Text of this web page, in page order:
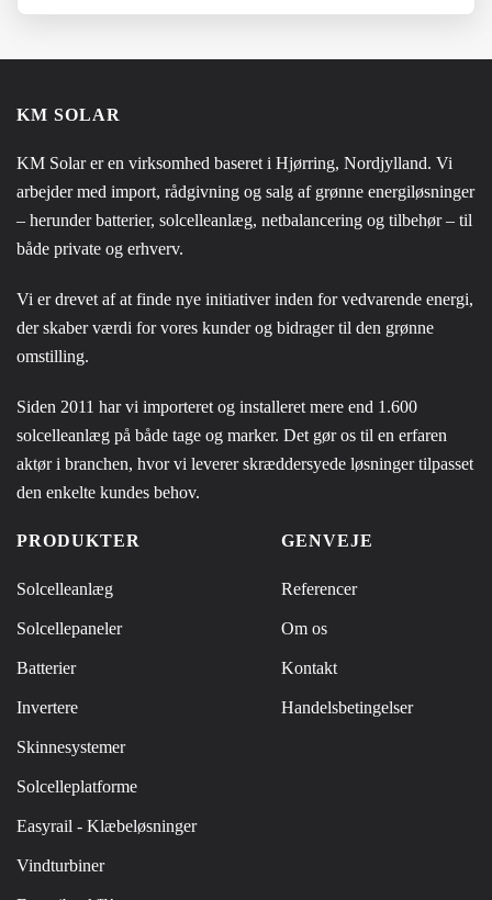
KM SOLAR
KM Solar er en virksomhed baseret i Hjørring, Nordjylland. Vi
arbejder med import, rådgivning og salg af grønne energiløsninger
– herunder batterier, solcelleanlæg, netbalancering og tilbehør – til
både private og erhverv.
Vi er drevet af at finde nye initiativer inden for vedvarende energi,
der skaber værdi for vores kunder og bidrager til den grønne
omstilling.
Siden 2011 har vi importeret og installeret mere end 1.600
solcelleanlæg på både tage og marker. Det gør os til en erfaren
aktør i branchen, hvor vi leverer skræddersyede løsninger tilpasset
den enkelte kundes behov.
PRODUKTER
Solcelleanlæg
Solcellepaneler
Batterier
Invertere
Skinnesystemer
Solcelleplatforme
Easyrail - Klæbeløsninger
Vindturbiner
GENVEJE
Referencer
Om os
Kontakt
Handelsbetingelser